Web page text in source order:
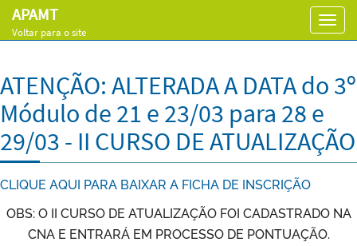
APAMT
Voltar para o site
ATENÇÃO: ALTERADA A DATA do 3º
Módulo de 21 e 23/03 para 28 e
29/03 - II CURSO DE ATUALIZAÇÃO
CLIQUE AQUI PARA BAIXAR A FICHA DE INSCRIÇÃO
OBS: O II CURSO DE ATUALIZAÇÃO FOI CADASTRADO NA
CNA E ENTRARÁ EM PROCESSO DE PONTUAÇÃO.